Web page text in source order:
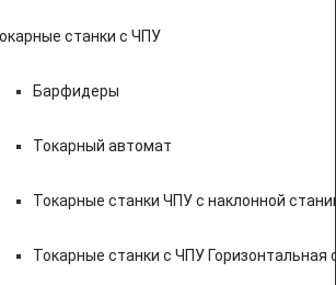
станки с ЧПУ
Барфидеры
Токарный автомат
Токарные станки ЧПУ c наклонной
Токарные станки с ЧПУ Горизонтальная